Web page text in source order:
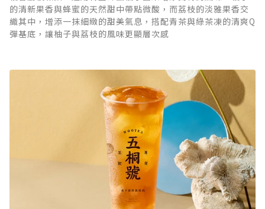
的清新果香與蜂蜜的天然甜中帶點微酸，而荔枝的淡雅果香交
織其中，增添一抹細緻的甜美氣息，搭配青茶與綠茶凍的清爽Q
彈基底，讓柚子與荔枝的風味更顯層次感